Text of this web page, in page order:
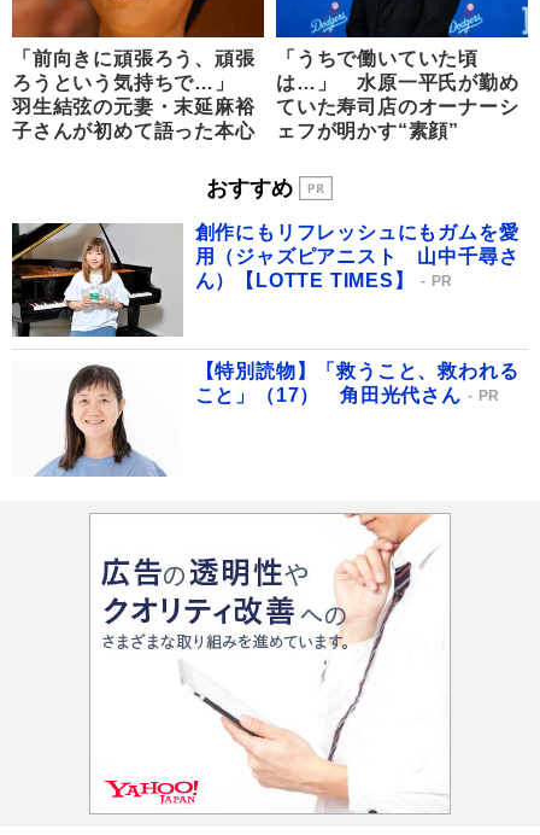
「前向きに頑張ろう、頑張
ろうという気持ちで…」
羽生結弦の元妻・末延麻裕
子さんが初めて語った本心
「うちで働いていた頃
は…」 水原一平氏が勤め
ていた寿司店のオーナーシ
ェフが明かす“素顔”
おすすめ
創作にもリフレッシュにもガムを愛
用（ジャズピアニスト 山中千尋さ
ん）【LOTTE TIMES】
PR
【特別読物】「救うこと、救われる
こと」（17） 角田光代さん
PR